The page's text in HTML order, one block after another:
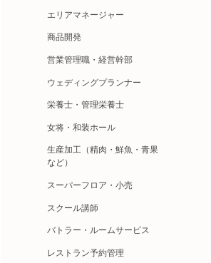
エリアマネージャー
商品開発
営業管理職・経営幹部
ウェディングプランナー
栄養士・管理栄養士
女将・和装ホール
生産加工（精肉・鮮魚・青果
など）
スーパーフロア・小売
スクール講師
バトラー・ルームサービス
レストラン予約管理